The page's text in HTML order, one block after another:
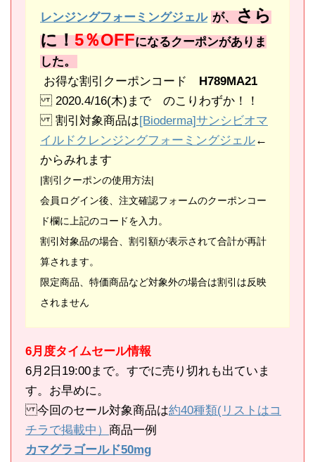
レンジングフォーミングジェル が、 さら
に！5％OFFになるクーポンがありま
した。
お得な割引クーポンコード H789MA21
2020.4/16(木)まで のこりわずか！！
割引対象商品は[Bioderma]サンシビオマ
イルドクレンジングフォーミングジェル←
からみれます
|割引クーポンの使用方法|
会員ログイン後、注文確認フォームのクーポンコー
ド欄に上記のコードを入力。
割引対象品の場合、割引額が表示されて合計が再計
算されます。
限定商品、特価商品など対象外の場合は割引は反映
されません
6月度タイムセール情報
6月2日19:00まで。すでに売り切れも出ていま
す。お早めに。
今回のセール対象商品は約40種類(リストはコ
チラで掲載中） 商品一例
カマグラゴールド50mg